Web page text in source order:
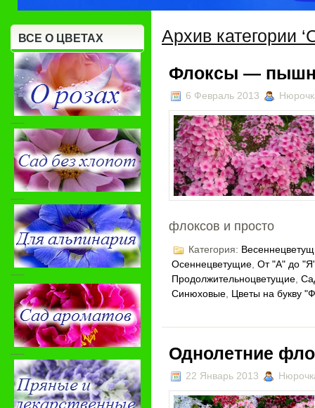
ЦВЕТЫ НА БУКВУ «Я»
КАННОВЫЕ
КИПРЕЙНЫЕ
КЛЕОМОВЫЕ
КСАНТОРРЕЕВЫЕ
КУТРОВЫЕ
ЛЮТИКОВЫЕ
МАКОВЫЕ
НИКТАГИНОВЫЕ
НОРИЧНИКОВЫЕ
ПОДОРОЖНИКОВЫЕ
СПАРЖЕВЫЕ
ТОЛСТЯНКОВЫЕ ФИАЛКОВЫЕ
ВСЕ О ЦВЕТАХ
-----
-----
-----
-----
Архив категории
Флоксы —
6 Февраль 2013
флоксов и просто
Категория:
Осеннецветущие От "А" до
Продолжительноцветущие
Синюховые Цветы на букву
Однолетние
22 Январь 2013